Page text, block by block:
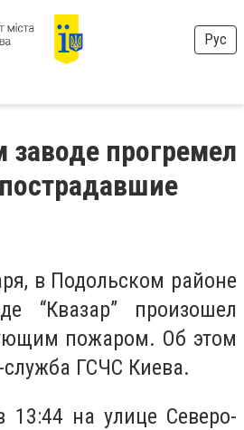
Рус
заводе прогремел
в Подольском районе
“Квазар” произошел
пожаром. Об этом
ГСЧС Киева.
на улице Северо-